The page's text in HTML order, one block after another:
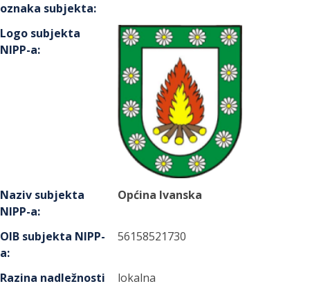
oznaka subjekta:
Logo subjekta
NIPP-a:
Naziv subjekta
NIPP-a:
Općina Ivanska
OIB subjekta NIPP-
a:
56158521730
Razina nadležnosti
lokalna